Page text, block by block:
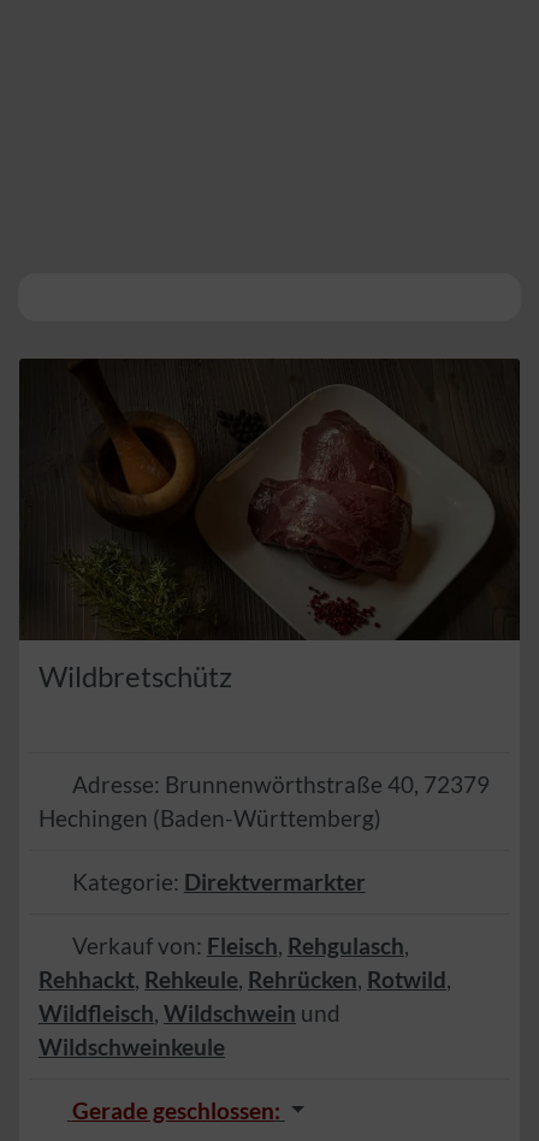
Wildbretschütz
Adresse: Brunnenwörthstraße 40, 72379
Hechingen (Baden-Württemberg)
Kategorie: Direktvermarkter
Verkauf von: Fleisch, Rehgulasch,
Rehhackt, Rehkeule, Rehrücken, Rotwild,
Wildfleisch, Wildschwein und
Wildschweinkeule
Gerade geschlossen: